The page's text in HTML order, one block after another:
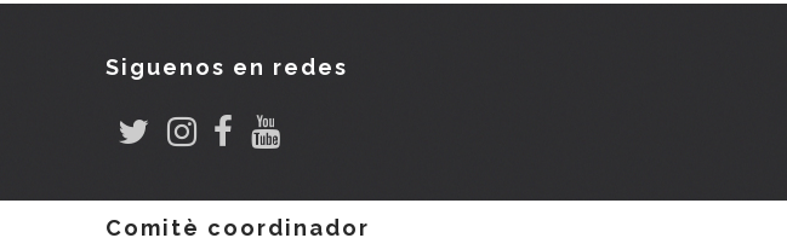
Siguenos en redes
Comitè coordinador